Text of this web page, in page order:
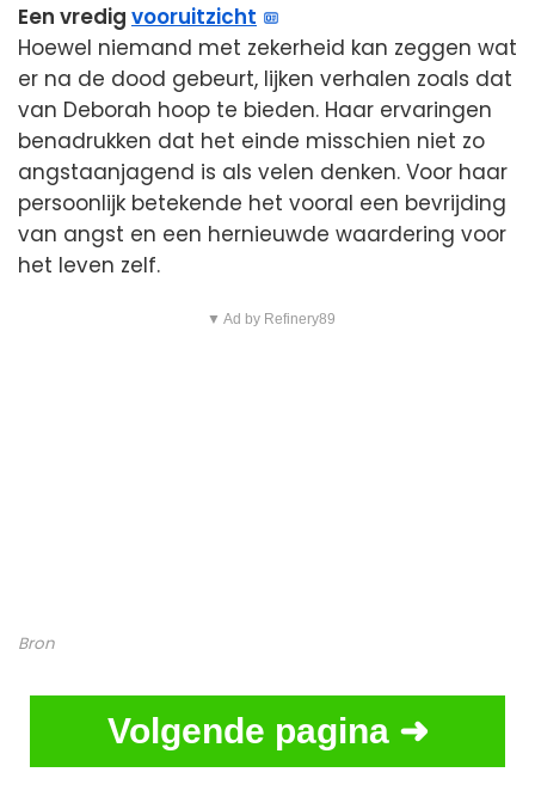
Een vredig vooruitzicht
Hoewel niemand met zekerheid kan zeggen wat
er na de dood gebeurt, lijken verhalen zoals dat
van Deborah hoop te bieden. Haar ervaringen
benadrukken dat het einde misschien niet zo
angstaanjagend is als velen denken. Voor haar
persoonlijk betekende het vooral een bevrijding
van angst en een hernieuwde waardering voor
het leven zelf.
▼ Ad by Refinery89
Bron
Volgende pagina ➜